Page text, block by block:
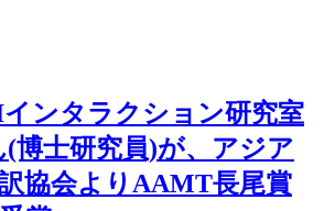
ンタラクション研究室
博士研究員)が、アジア
協会よりAAMT長尾賞